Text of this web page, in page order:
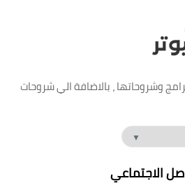
وشروحاتها ، بالاضافة الي شروحات
الاجتماعي